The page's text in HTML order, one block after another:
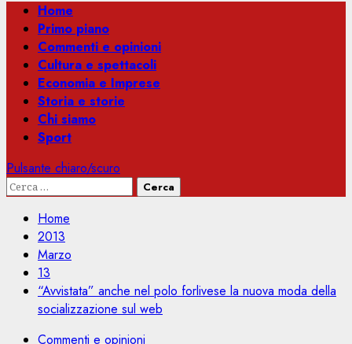
Menu
principale
Home
Primo piano
Commenti e opinioni
Cultura e spettacoli
Economia e Imprese
Storia e storie
Chi siamo
Sport
Pulsante chiaro/scuro
Ricerca
Home
2013
Marzo
13
“Avvistata” anche nel polo forlivese la nuova moda della
socializzazione sul web
Commenti e opinioni